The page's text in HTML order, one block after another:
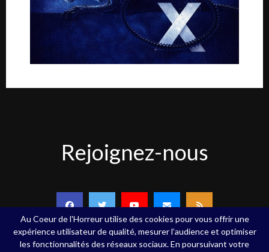
nous
Rejoignez-nous
Au Coeur de l'Horreur utilise des cookies pour vous offrir une
expérience utilisateur de qualité, mesurer l’audience et optimiser
les fonctionnalités des réseaux sociaux. En poursuivant votre